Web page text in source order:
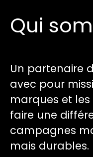
Qui
Un partenaire
avec pour
marques et
faire une
campagnes
mais durables.